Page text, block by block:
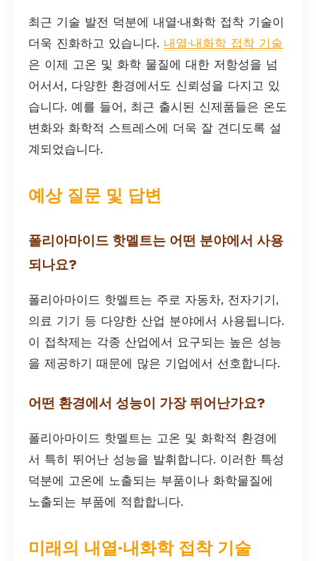
최근 기술 발전 덕분에 내열·내화학 접착 기술이
더욱 진화하고 있습니다. 내열·내화학 접착 기술
은 이제 고온 및 화학 물질에 대한 저항성을 넘
어서서, 다양한 환경에서도 신뢰성을 다지고 있
습니다. 예를 들어, 최근 출시된 신제품들은 온도
변화와 화학적 스트레스에 더욱 잘 견디도록 설
계되었습니다.
예상 질문 및 답변
폴리아마이드 핫멜트는 어떤 분야에서 사용
되나요?
폴리아마이드 핫멜트는 주로 자동차, 전자기기,
의료 기기 등 다양한 산업 분야에서 사용됩니다.
이 접착제는 각종 산업에서 요구되는 높은 성능
을 제공하기 때문에 많은 기업에서 선호합니다.
어떤 환경에서 성능이 가장 뛰어난가요?
폴리아마이드 핫멜트는 고온 및 화학적 환경에
서 특히 뛰어난 성능을 발휘합니다. 이러한 특성
덕분에 고온에 노출되는 부품이나 화학물질에
노출되는 부품에 적합합니다.
미래의 내열·내화학 접착 기술